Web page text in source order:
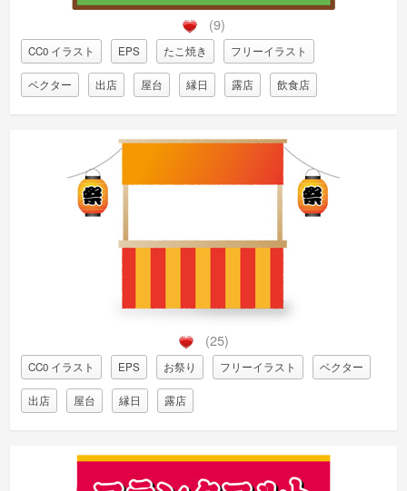
(9)
CC0 イラスト EPS たこ焼き フリーイラスト
ベクター 出店 屋台 縁日 露店 飲食店
(25)
CC0 イラスト EPS お祭り フリーイラスト ベクター
出店 屋台 縁日 露店